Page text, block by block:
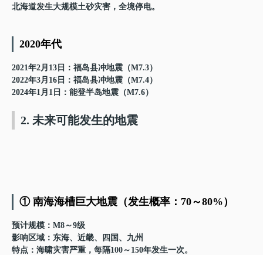
北海道发生大规模土砂灾害，全境停电。
2020年代
2021年2月13日：福岛县冲地震（M7.3）
2022年3月16日：福岛县冲地震（M7.4）
2024年1月1日：能登半岛地震（M7.6）
2. 未来可能发生的地震
① 南海海槽巨大地震（发生概率：70～80%）
预计规模 ：M8～9级
影响区域 ：东海、近畿、四国、九州
特点 ：海啸灾害严重，每隔100～150年发生一次。